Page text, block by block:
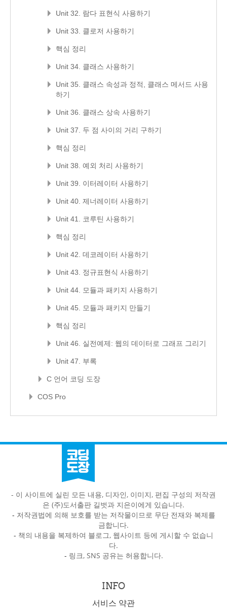
Unit 32. 람다 표현식 사용하기
Unit 33. 클로저 사용하기
핵심 정리
Unit 34. 클래스 사용하기
Unit 35. 클래스 속성과 정적, 클래스 메서드 사용
하기
Unit 36. 클래스 상속 사용하기
Unit 37. 두 점 사이의 거리 구하기
핵심 정리
Unit 38. 예외 처리 사용하기
Unit 39. 이터레이터 사용하기
Unit 40. 제너레이터 사용하기
Unit 41. 코루틴 사용하기
핵심 정리
Unit 42. 데코레이터 사용하기
Unit 43. 정규표현식 사용하기
Unit 44. 모듈과 패키지 사용하기
Unit 45. 모듈과 패키지 만들기
핵심 정리
Unit 46. 실전예제: 웹의 데이터로 그래프 그리기
Unit 47. 부록
C 언어 코딩 도장
COS Pro
- 이 사이트에 실린 모든 내용, 디자인, 이미지, 편집 구성의 저작권
은 (주)도서출판 길벗과 지은이에게 있습니다.
- 저작권법에 의해 보호를 받는 저작물이므로 무단 전재와 복제를
금합니다.
- 책의 내용을 복제하여 블로그, 웹사이트 등에 게시할 수 없습니
다.
- 링크, SNS 공유는 허용합니다.
INFO
서비스 약관